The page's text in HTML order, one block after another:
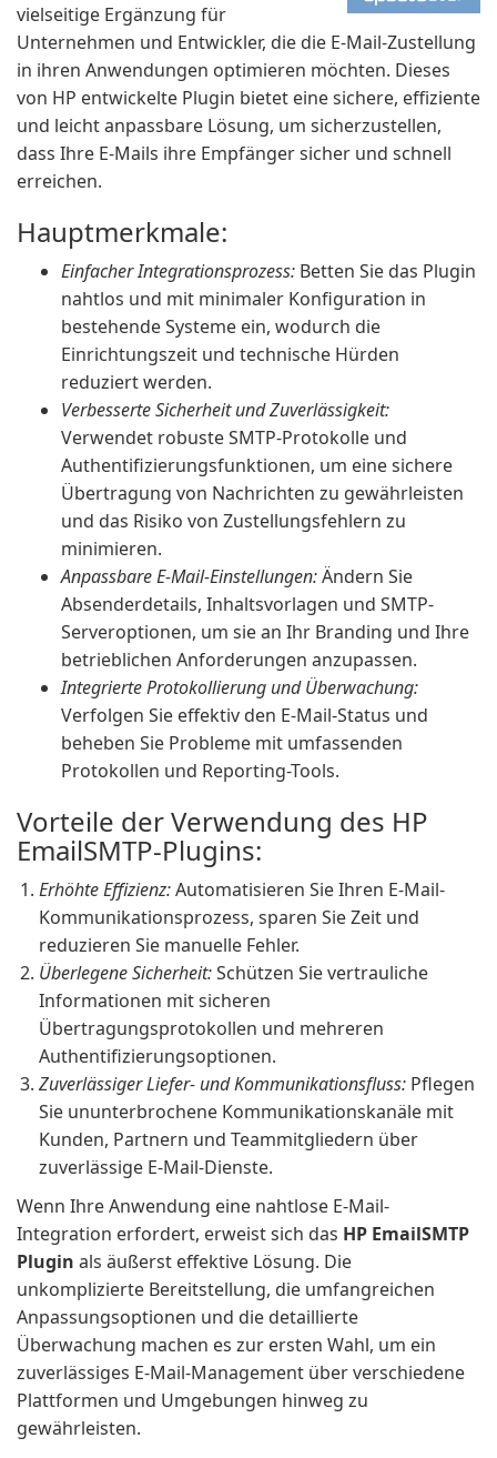
vielseitige Ergänzung für
Unternehmen und Entwickler, die die E-Mail-Zustellung
in ihren Anwendungen optimieren möchten. Dieses
von HP entwickelte Plugin bietet eine sichere, effiziente
und leicht anpassbare Lösung, um sicherzustellen,
dass Ihre E-Mails ihre Empfänger sicher und schnell
erreichen.
Hauptmerkmale:
Einfacher Integrationsprozess: Betten Sie das Plugin
nahtlos und mit minimaler Konfiguration in
bestehende Systeme ein, wodurch die
Einrichtungszeit und technische Hürden
reduziert werden.
Verbesserte Sicherheit und Zuverlässigkeit:
Verwendet robuste SMTP-Protokolle und
Authentifizierungsfunktionen, um eine sichere
Übertragung von Nachrichten zu gewährleisten
und das Risiko von Zustellungsfehlern zu
minimieren.
Anpassbare E-Mail-Einstellungen:Ändern Sie
Absenderdetails, Inhaltsvorlagen und SMTP-
Serveroptionen, um sie an Ihr Branding und Ihre
betrieblichen Anforderungen anzupassen.
Integrierte Protokollierung und Überwachung:
Verfolgen Sie effektiv den E-Mail-Status und
beheben Sie Probleme mit umfassenden
Protokollen und Reporting-Tools.
Vorteile der Verwendung des HP
EmailSMTP-Plugins:
Erhöhte Effizienz:Automatisieren Sie Ihren E-Mail-
Kommunikationsprozess, sparen Sie Zeit und
reduzieren Sie manuelle Fehler.
Überlegene Sicherheit:Schützen Sie vertrauliche
Informationen mit sicheren
Übertragungsprotokollen und mehreren
Authentifizierungsoptionen.
Zuverlässiger Liefer- und Kommunikationsfluss: Pflegen
Sie ununterbrochene Kommunikationskanäle mit
Kunden, Partnern und Teammitgliedern über
zuverlässige E-Mail-Dienste.
Wenn Ihre Anwendung eine nahtlose E-Mail-
Integration erfordert, erweist sich das HP EmailSMTP
Plugin als äußerst effektive Lösung. Die
unkomplizierte Bereitstellung, die umfangreichen
Anpassungsoptionen und die detaillierte
Überwachung machen es zur ersten Wahl, um ein
zuverlässiges E-Mail-Management über verschiedene
Plattformen und Umgebungen hinweg zu
gewährleisten.